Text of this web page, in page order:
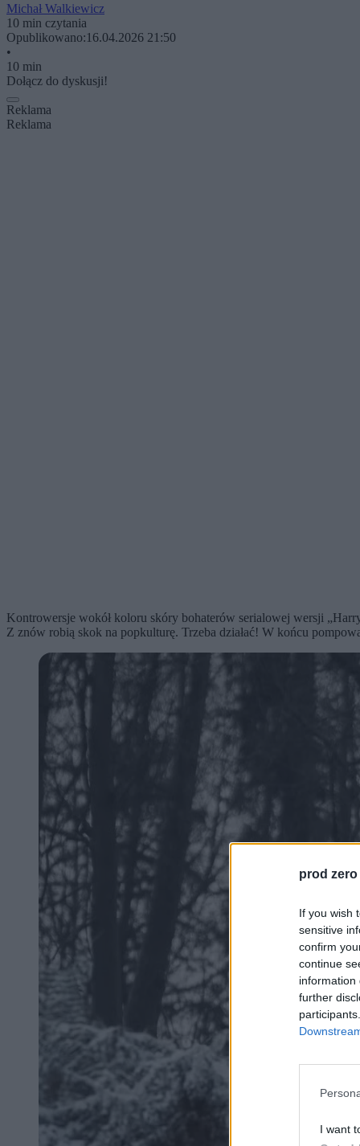
prod zero
If you wish
sensitive
confirm
continue
information
further
I want
Michał Walkiewicz
10 min czytania
Opublikowano:16.04.2026 21:50
•
10 min
Dołącz do dyskusji!
Reklama
Reklama
Kontrowersje wokół koloru skóry bohaterów serialowej wersji
Z znów robią skok na popkulturę. Trzeba działać! W końcu